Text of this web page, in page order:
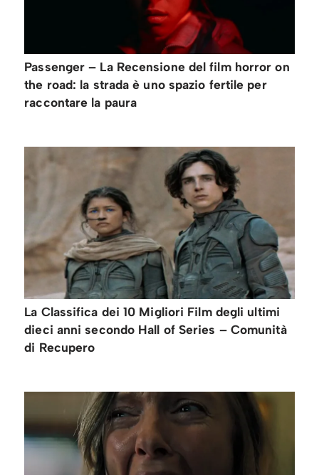
Passenger – La Recensione del film horror on
the road: la strada è uno spazio fertile per
raccontare la paura
La Classifica dei 10 Migliori Film degli ultimi
dieci anni secondo Hall of Series – Comunità
di Recupero